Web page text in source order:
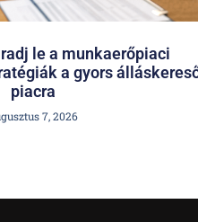
le a munkaerőpiaci
a gyors
piacra
7, 2026